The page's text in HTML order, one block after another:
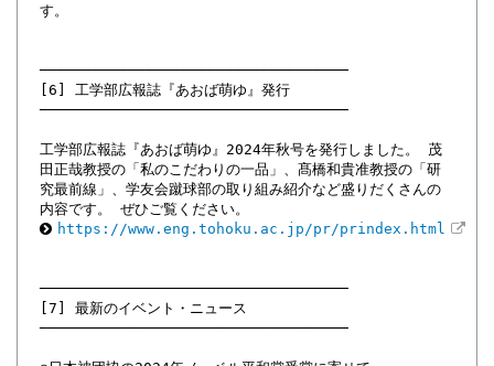
す。
───────────────────────────────────
[6] 工学部広報誌『あおば萌ゆ』発行
───────────────────────────────────
工学部広報誌『あおば萌ゆ』2024年秋号を発行しました。 茂
田正哉教授の「私のこだわりの一品」、髙橋和貴准教授の「研
究最前線」、学友会蹴球部の取り組み紹介など盛りだくさんの
内容です。 ぜひご覧ください。
https://www.eng.tohoku.ac.jp/pr/prindex.html
───────────────────────────────────
[7] 最新のイベント・ニュース
───────────────────────────────────